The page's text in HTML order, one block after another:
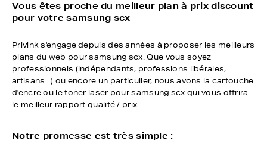
Vous êtes proche du meilleur plan à prix discount
pour votre samsung scx
Privink s'engage depuis des années à proposer les meilleurs
plans du web pour samsung scx. Que vous soyez
professionnels (indépendants, professions libérales,
artisans...) ou encore un particulier, nous avons la cartouche
d'encre ou le toner laser pour samsung scx qui vous offrira
le meilleur rapport qualité / prix.
Notre promesse est très simple :